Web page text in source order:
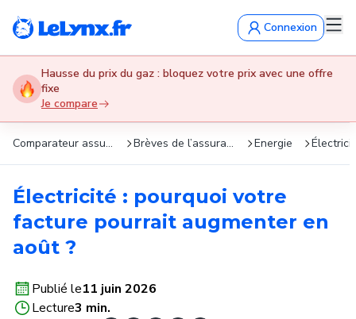
Connexion
Hausse du prix du gaz : bloquez votre prix avec une offre
fixe
Je compare
Comparateur assurance : devis gratuits en 5 min Brèves de l’assurance Energie
Électricité : pourquoi votre
facture pourrait augmenter en
août ?
Publié le11 juin 2026
Lecture3 min.